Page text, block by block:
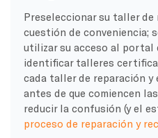
Preseleccionar su taller de
cuestión de conveniencia;
utilizar su acceso al portal
identificar talleres
cada taller de reparación
antes de que comiencen
reducir la confusión (y el
proceso de reparación y